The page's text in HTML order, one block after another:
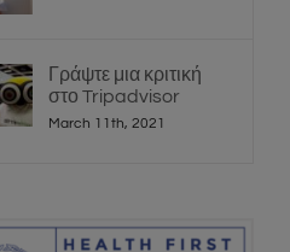
Γράψτε μια κριτική
στο Tripadvisor
March 11th, 2021